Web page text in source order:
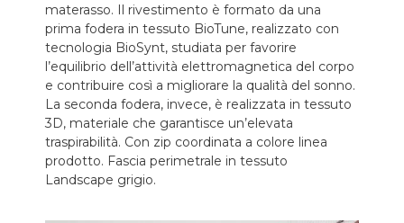
materasso. Il rivestimento è formato da una
prima fodera in tessuto BioTune, realizzato con
tecnologia BioSynt, studiata per favorire
l’equilibrio dell’attività elettromagnetica del corpo
e contribuire così a migliorare la qualità del sonno.
La seconda fodera, invece, è realizzata in tessuto
3D, materiale che garantisce un’elevata
traspirabilità. Con zip coordinata a colore linea
prodotto. Fascia perimetrale in tessuto
Landscape grigio.